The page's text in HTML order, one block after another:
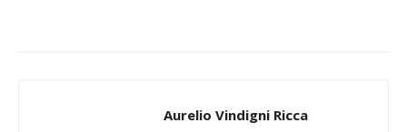
Aurelio Vindigni Ricca